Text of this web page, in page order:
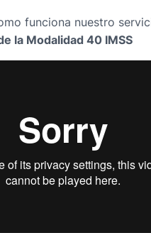
funciona nuestro
la Modalidad 40 IMSS